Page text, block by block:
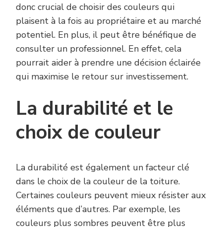
donc crucial de choisir des couleurs qui
plaisent à la fois au propriétaire et au marché
potentiel. En plus, il peut être bénéfique de
consulter un professionnel. En effet, cela
pourrait aider à prendre une décision éclairée
qui maximise le retour sur investissement.
La durabilité et le
choix de couleur
La durabilité est également un facteur clé
dans le choix de la couleur de la toiture.
Certaines couleurs peuvent mieux résister aux
éléments que d’autres. Par exemple, les
couleurs plus sombres peuvent être plus